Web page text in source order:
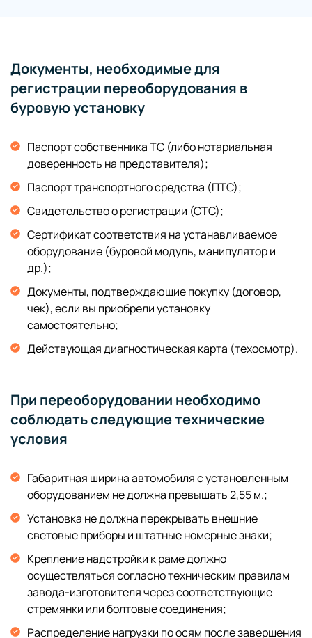
Документы, необходимые для
регистрации переоборудования в
буровую установку
Паспорт собственника ТС (либо нотариальная
доверенность на представителя);
Паспорт транспортного средства (ПТС);
Свидетельство о регистрации (СТС);
Сертификат соответствия на устанавливаемое
оборудование (буровой модуль, манипулятор и
др.);
Документы, подтверждающие покупку (договор,
чек), если вы приобрели установку
самостоятельно;
Действующая диагностическая карта (техосмотр).
При переоборудовании необходимо
соблюдать следующие технические
условия
Габаритная ширина автомобиля с установленным
оборудованием не должна превышать 2,55 м.;
Установка не должна перекрывать внешние
световые приборы и штатные номерные знаки;
Крепление надстройки к раме должно
осуществляться согласно техническим правилам
завода-изготовителя через соответствующие
стремянки или болтовые соединения;
Распределение нагрузки по осям после завершения